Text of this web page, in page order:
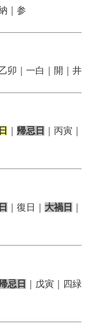
｜参
乙卯｜一白｜開｜井
帰忌日
｜丙寅｜
｜復日｜ 大禍日
忌日
｜戊寅｜四緑